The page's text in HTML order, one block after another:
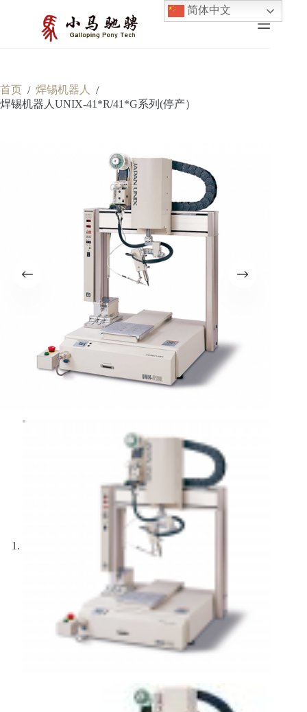
首页 / 焊锡机器人
/
焊锡机器人UNIX-41*R/41*G系列(停产）
简体中文